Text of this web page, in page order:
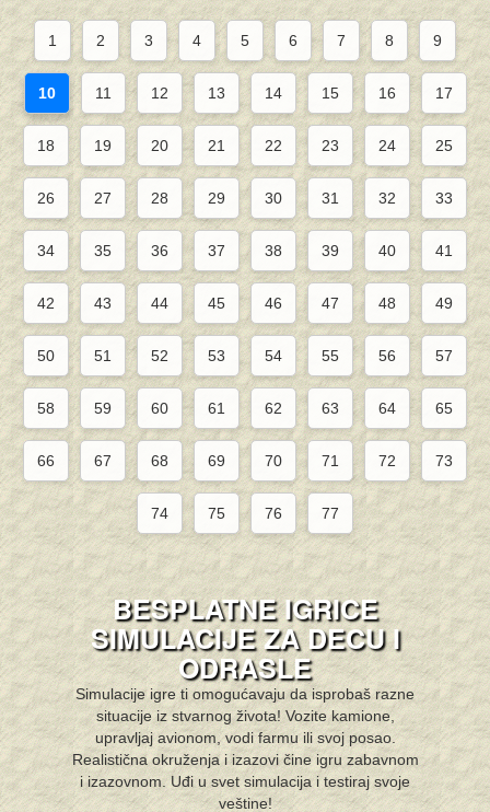
1 2 3 4 5 6 7 8 9
10 11 12 13 14 15 16 17
18 19 20 21 22 23 24 25
26 27 28 29 30 31 32 33
34 35 36 37 38 39 40 41
42 43 44 45 46 47 48 49
50 51 52 53 54 55 56 57
58 59 60 61 62 63 64 65
66 67 68 69 70 71 72 73
74 75 76 77
BESPLATNE IGRICE
SIMULACIJE ZA DECU I
ODRASLE
Simulacije igre ti omogućavaju da isprobaš razne
situacije iz stvarnog života! Vozite kamione,
upravljaj avionom, vodi farmu ili svoj posao.
Realistična okruženja i izazovi čine igru zabavnom
i izazovnom. Uđi u svet simulacija i testiraj svoje
veštine!